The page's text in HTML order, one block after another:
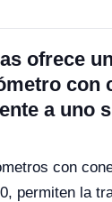
ofrece un
con
a uno
con
permiten la